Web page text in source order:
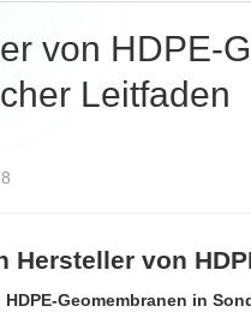
von HDPE-
Leitfaden
Hersteller von
Geomembranen in